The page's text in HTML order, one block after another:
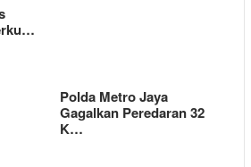
Polda Metro Jaya
Gagalkan Peredaran 32
K…